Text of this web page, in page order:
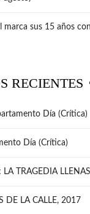
marca sus 15 años
RECIENTES
Día (Crítica)
Día (Crítica)
TRAGEDIA
DE LA CALLE, 2017